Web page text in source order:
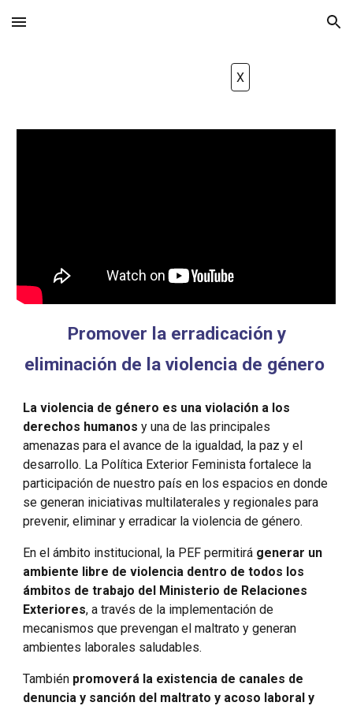
Skip to main content Skip to navigation
X
Promover la erradicación y
eliminación de la violencia de género
La violencia de género es una violación a los
derechos humanos y una de las principales
amenazas para el avance de la igualdad, la paz y el
desarrollo. La Política Exterior Feminista fortalece la
participación de nuestro país en los espacios en donde
se generan iniciativas multilaterales y regionales para
prevenir, eliminar y erradicar la violencia de género.
En el ámbito institucional, la PEF permitirá generar un
ambiente libre de violencia dentro de todos los
ámbitos de trabajo del Ministerio de Relaciones
Exteriores, a través de la implementación de
mecanismos que prevengan el maltrato y generan
ambientes laborales saludables.
También promoverá la existencia de canales de
denuncia y sanción del maltrato y acoso laboral y